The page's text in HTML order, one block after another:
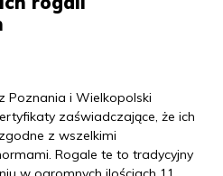
Poznania i Wielkopolski
zaświadczające, że ich
z wszelkimi
Rogale te to tradycyjny